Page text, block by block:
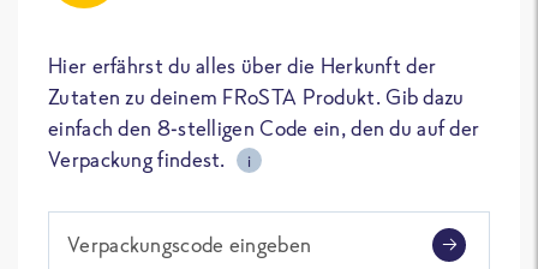
Hier erfährst du alles über die Herkunft der
Zutaten zu deinem FRoSTA Produkt. Gib dazu
einfach den 8-stelligen Code ein, den du auf der
Verpackung findest.
i
Verpackungscode eingeben